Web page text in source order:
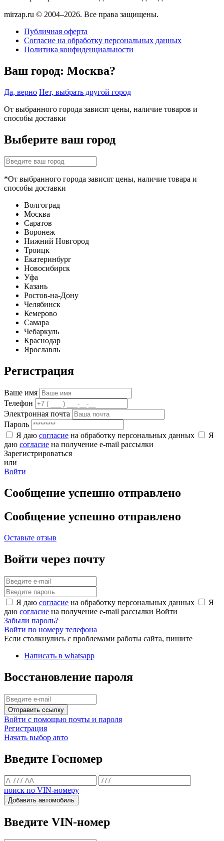
mirzap.ru © 2004–2026. Все права защищены.
Публичная оферта
Согласие на обработку персональных данных
Политика конфиденциальности
Ваш город: Москва?
Да, верно Нет, выбрать другой город
От выбранного города зависят цены, наличие товаров и
способы доставки
Выберите ваш город
*От выбранного города зависят цены, наличие товара и
способы доставки
Волгоград
Москва
Саратов
Воронеж
Нижний Новгород
Троицк
Екатеринбург
Новосибирск
Уфа
Казань
Ростов-на-Дону
Челябинск
Кемерово
Самара
Чебаркуль
Краснодар
Ярославль
Регистрация
Ваше имя
Телефон
Электронная почта
Пароль
Я даю согласие на обработку персональных данных
Я
даю согласие на получение e-mail рассылки
Зарегистрироваться
или
Войти
Сообщение успешно отправлено
Сообщение успешно отправлено
Оставьте отзыв
Войти через почту
Я даю согласие на обработку персональных данных
Я
даю согласие на получение e-mail рассылки Войти
Забыли пароль?
Войти по номеру телефона
Если столкнулись с проблемами работы сайта, пишите
Написать в whatsapp
Восстановление пароля
Отправить ссылку
Войти с помощью почты и пароля
Регистрация
Начать выбор авто
Введите Госномер
поиск по VIN-номеру
Добавить автомобиль
Введите VIN-номер